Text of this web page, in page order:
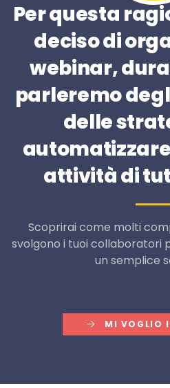
Per questa
deciso di
webinar,
parleremo
delle
attività di
Scoprirai come molti
svolgono i tuoi collaboratori
un semplice
MI VOGLIO